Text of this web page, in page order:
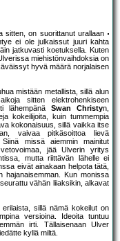
sitten, on suorittanut urallaan
ei ole julkaissut juuri kahta
jatkuvasti koetuksella. Kuten
miehistönvaihdoksia on
hyvä määrä norjalaisen
mistään metallista, sillä alun
sitten elektrohenkiseen
lähempänä Swan Christyn,
kokeilijoita, kuin tummempia
kokonaisuus, sillä vaikka itse
vaivaa pitkäsoittoa lievä
missä aiemmin mainitut
jää Ulverin yritys
mutta riittävän lähelle ei
eivät ainakaan helpota tätä,
hajanaisemman. Kun monissa
vähän liiaksikin, alkavat
sillä nämä kokeilut on
versioina. Ideoita tuntuu
irti. Tällaisenaan Ulver
kyllä miltä.